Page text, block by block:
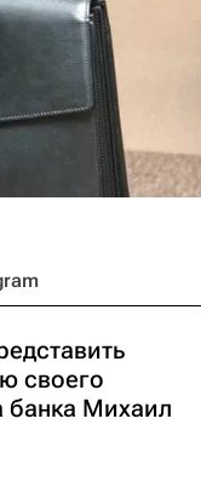
своего
банка Михаил